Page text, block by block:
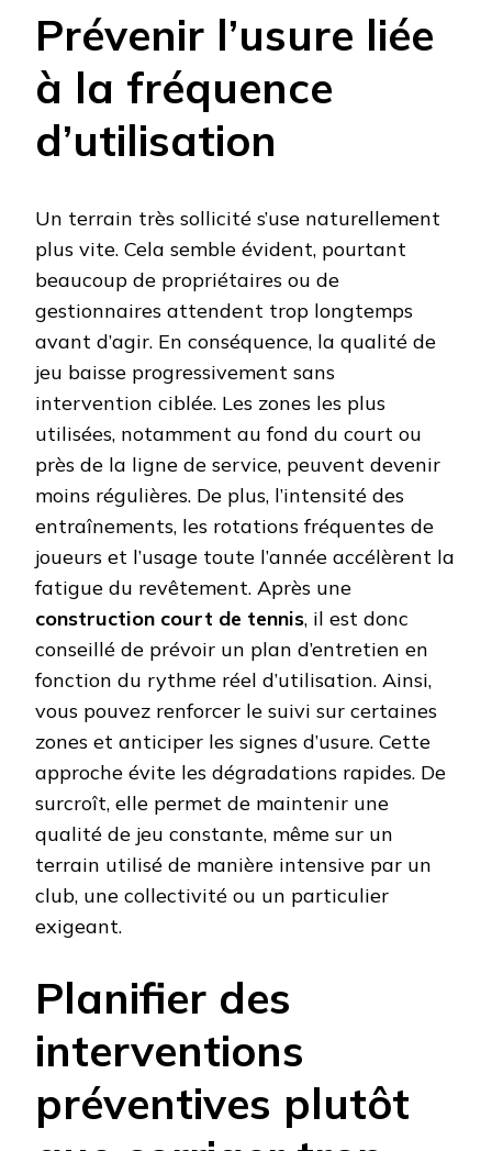
Prévenir l’usure liée
à la fréquence
d’utilisation
Un terrain très sollicité s’use naturellement
plus vite. Cela semble évident, pourtant
beaucoup de propriétaires ou de
gestionnaires attendent trop longtemps
avant d’agir. En conséquence, la qualité de
jeu baisse progressivement sans
intervention ciblée. Les zones les plus
utilisées, notamment au fond du court ou
près de la ligne de service, peuvent devenir
moins régulières. De plus, l’intensité des
entraînements, les rotations fréquentes de
joueurs et l’usage toute l’année accélèrent la
fatigue du revêtement. Après une
construction court de tennis, il est donc
conseillé de prévoir un plan d’entretien en
fonction du rythme réel d’utilisation. Ainsi,
vous pouvez renforcer le suivi sur certaines
zones et anticiper les signes d’usure. Cette
approche évite les dégradations rapides. De
surcroît, elle permet de maintenir une
qualité de jeu constante, même sur un
terrain utilisé de manière intensive par un
club, une collectivité ou un particulier
exigeant.
Planifier des
interventions
préventives plutôt